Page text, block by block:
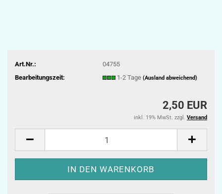
Art.Nr.:
04755
Bearbeitungszeit:
1-2 Tage (Ausland abweichend)
2,50 EUR
inkl. 19% MwSt. zzgl. Versand